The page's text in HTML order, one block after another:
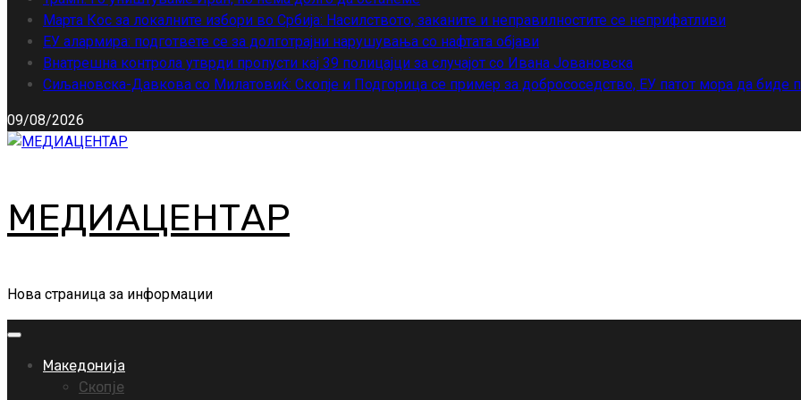
Марта Кос за локалните избори во Србија: Насилството, заканите и неправилностите се неприфатливи
ЕУ алармира: подгответе се за долготрајни нарушувања со нафтата објави
Внатрешна контрола утврди пропусти кај 39 полицајци за случајот со Ивана Јовановска
Сиљановска-Давкова со Милатовиќ: Скопје и Подгорица се пример за добрососедство, ЕУ патот мора да биде
09/08/2026
МЕДИАЦЕНТАР
Нова страница за информации
Primary
Македонија
Скопје